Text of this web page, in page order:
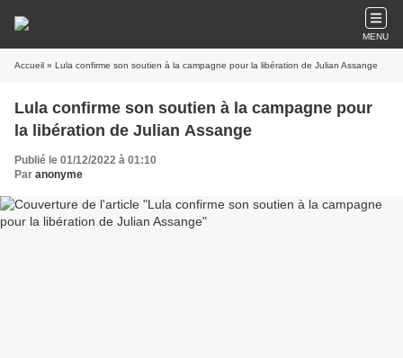
MENU
Accueil » Lula confirme son soutien à la campagne pour la libération de Julian Assange
Lula confirme son soutien à la campagne pour
la libération de Julian Assange
Publié le 01/12/2022 à 01:10
Par anonyme